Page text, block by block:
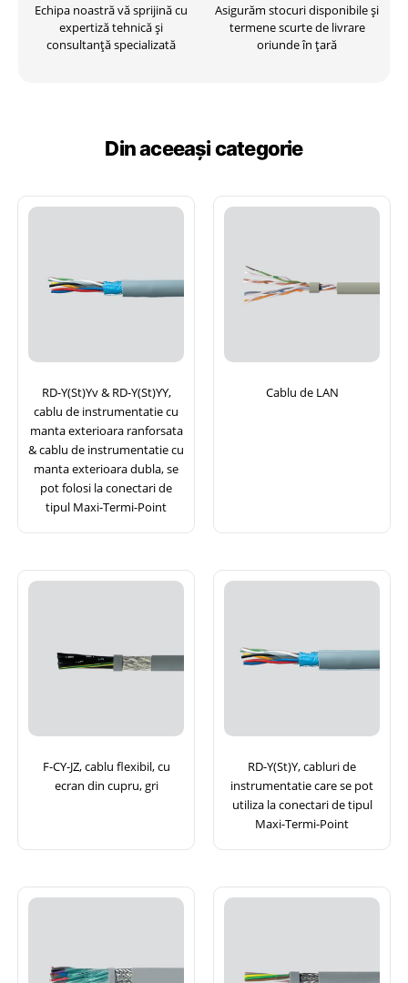
Echipa noastră vă sprijină cu
expertiză tehnică și
consultanță specializată
Asigurăm stocuri disponibile și
termene scurte de livrare
oriunde în țară
Din aceeași categorie
RD-Y(St)Yv & RD-Y(St)YY,
cablu de instrumentatie cu
manta exterioara ranforsata
& cablu de instrumentatie cu
manta exterioara dubla, se
pot folosi la conectari de
tipul Maxi-Termi-Point
Cablu de LAN
F-CY-JZ, cablu flexibil, cu
ecran din cupru, gri
RD-Y(St)Y, cabluri de
instrumentatie care se pot
utiliza la conectari de tipul
Maxi-Termi-Point